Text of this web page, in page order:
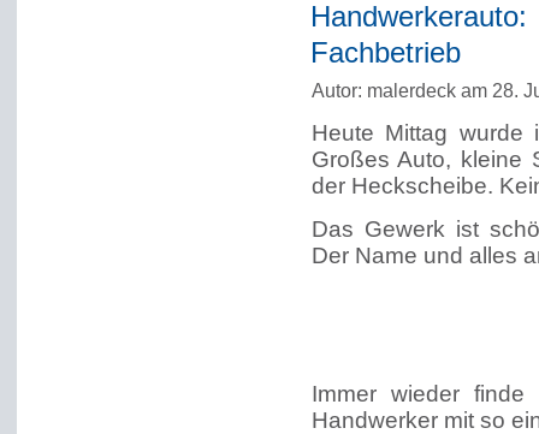
Fachbetrieb
Autor: malerdeck am 28.
Heute Mittag wurde
Großes Auto, kleine
der Heckscheibe.
Das Gewerk ist
Der Name und alles
Immer wieder
Handwerker mit so